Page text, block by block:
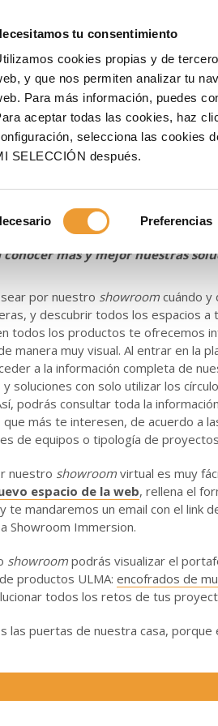
tu consentimiento
cookies propias y de
y que nos permiten analizar tu
Para más información, puedes
aceptar todas las cookies, haz
selecciona las cookies
SELECCIÓN después.
Preferencias
ENCOFRADOS
de ULMA con Showroom Immersion
en el
Immersion. En esta
conocer más y mejor nuestras
por nuestro showroomcuándo y
y descubrir todos los espacios a
todos los productos te ofrecemos
manera muy visual. Al entrar en la
a la información completa de
soluciones con solo utilizar los
podrás consultar toda la
más te interesen, de acuerdo a
de equipos o tipología de
nuestro showroomvirtual es muy
espacio de la web, rellena el
te mandaremos un email con el link
Showroom Immersion.
showroompodrás visualizar el
productos ULMA: encofrados de
todos los retos de tus
las puertas de nuestra casa,